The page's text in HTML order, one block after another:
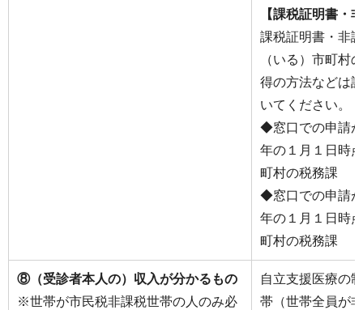
【課税証明書・
課税証明書・非
（いる）市町村
得の方法などは
いてください。
◆窓口での申請
年の１月１日時
町村の税務課
◆窓口での申請
年の１月１日時
町村の税務課
⑧（受診者本人の）収入が分かるもの
※世帯が市民税非課税世帯の人のみ必
自立支援医療の
帯（世帯全員が